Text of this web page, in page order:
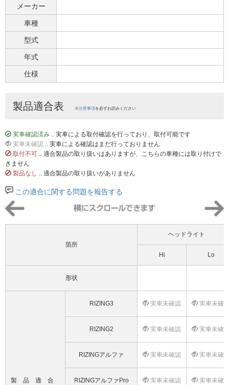
メーカー
車種
型式
年式
仕様
製品適合表 ※注意事項を必ずお読みください
実車確認済み .. 実車による取付確認を行っており、取付可能です
実車未確認 .. 実車による確認はまだ行っておりません
取付不可 .. 適合製品の取り扱いはありますが、こちらの車種には取り付けで
きません
製品なし .. 適合製品の取り扱いがありません
この適合に関する問題を報告する
箇所
ヘッドライト
Hi Lo
形状
製品適合
RIZING3 実車未確認 実車未確
RIZING2 実車未確認 実車未確
RIZINGアルファ 実車未確認 実車未確
RIZINGアルファPro 実車未確認 実車未確